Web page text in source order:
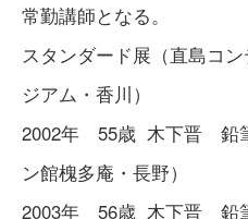
常勤講師となる。
スタンダード展（直島コ
ジアム・香川）
2002年 55歳 木下晋 鉛
ン館槐多庵・長野）
2003年 56歳 木下晋 鉛